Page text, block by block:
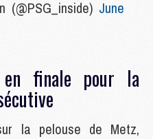
June
finale pour la
la pelouse de Metz,